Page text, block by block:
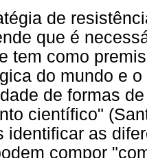
de
que é
tem como
do mundo e
de formas
científico"
identificar as
compor